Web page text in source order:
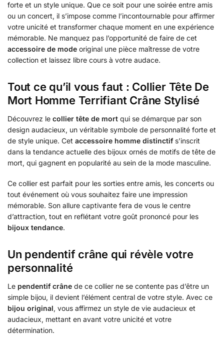
forte et un style unique. Que ce soit pour une soirée entre amis
ou un concert, il s’impose comme l’incontournable pour affirmer
votre unicité et transformer chaque moment en une expérience
mémorable. Ne manquez pas l’opportunité de faire de cet
accessoire de mode original une pièce maîtresse de votre
collection et laissez libre cours à votre audace.
Tout ce qu’il vous faut : Collier Tête De
Mort Homme Terrifiant Crâne Stylisé
Découvrez le collier tête de mort qui se démarque par son
design audacieux, un véritable symbole de personnalité forte et
de style unique. Cet accessoire homme distinctifs’inscrit
dans la tendance actuelle des bijoux ornés de motifs de tête de
mort, qui gagnent en popularité au sein de la mode masculine.
Ce collier est parfait pour les sorties entre amis, les concerts ou
tout événement où vous souhaitez faire une impression
mémorable. Son allure captivante fera de vous le centre
d’attraction, tout en reflétant votre goût prononcé pour les
bijoux tendance.
Un pendentif crâne qui révèle votre
personnalité
Le pendentif crâne de ce collier ne se contente pas d’être un
simple bijou, il devient l’élément central de votre style. Avec ce
bijou original, vous affirmez un style de vie audacieux et
audacieux, mettant en avant votre unicité et votre
détermination.